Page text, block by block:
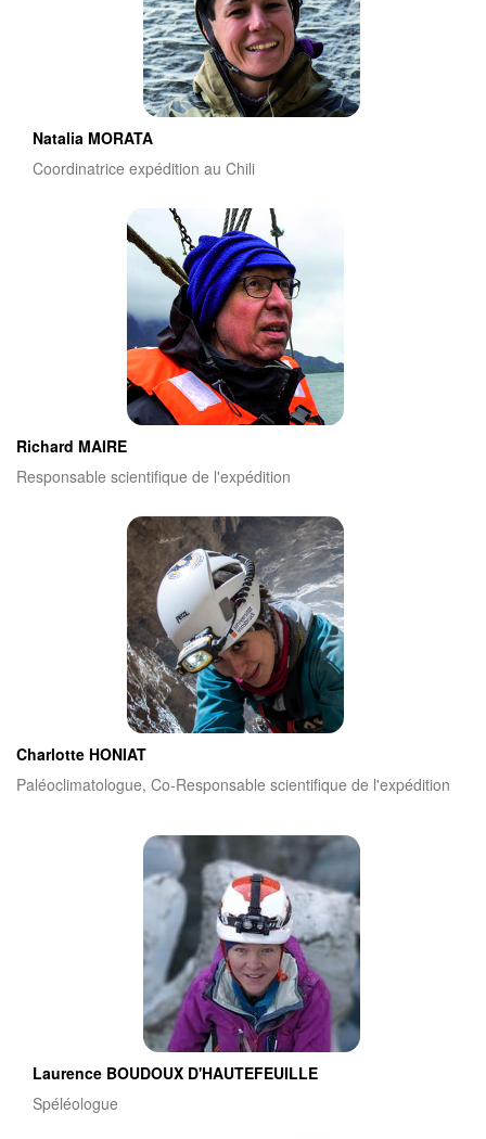
Natalia MORATA
Coordinatrice expédition au Chili
Richard MAIRE
Responsable scientifique de l'expédition
Charlotte HONIAT
Paléoclimatologue, Co-Responsable scientifique de l'expédition
Laurence BOUDOUX D'HAUTEFEUILLE
Spéléologue